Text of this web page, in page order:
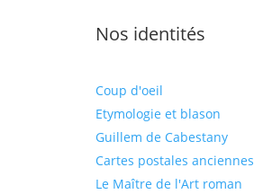
Nos identités
Coup d'oeil
Etymologie et blason
Guillem de Cabestany
Cartes postales anciennes
Le Maître de l'Art roman